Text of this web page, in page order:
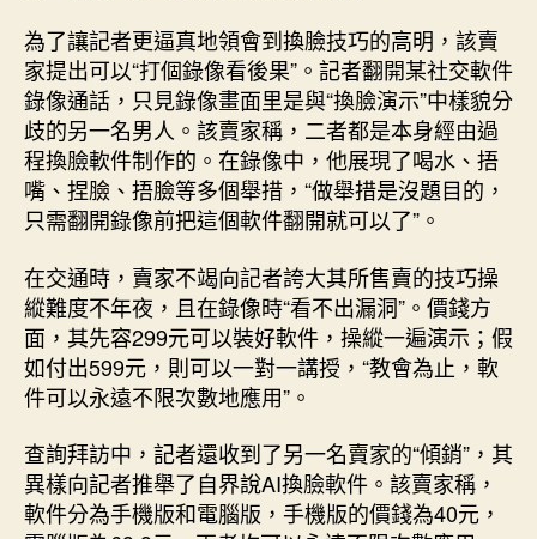
為了讓記者更逼真地領會到換臉技巧的高明，該賣
家提出可以“打個錄像看後果”。記者翻開某社交軟件
錄像通話，只見錄像畫面里是與“換臉演示”中樣貌分
歧的另一名男人。該賣家稱，二者都是本身經由過
程換臉軟件制作的。在錄像中，他展現了喝水、捂
嘴、捏臉、捂臉等多個舉措，“做舉措是沒題目的，
只需翻開錄像前把這個軟件翻開就可以了”。
在交通時，賣家不竭向記者誇大其所售賣的技巧操
縱難度不年夜，且在錄像時“看不出漏洞”。價錢方
面，其先容299元可以裝好軟件，操縱一遍演示；假
如付出599元，則可以一對一講授，“教會為止，軟
件可以永遠不限次數地應用”。
查詢拜訪中，記者還收到了另一名賣家的“傾銷”，其
異樣向記者推舉了自界說AI換臉軟件。該賣家稱，
軟件分為手機版和電腦版，手機版的價錢為40元，